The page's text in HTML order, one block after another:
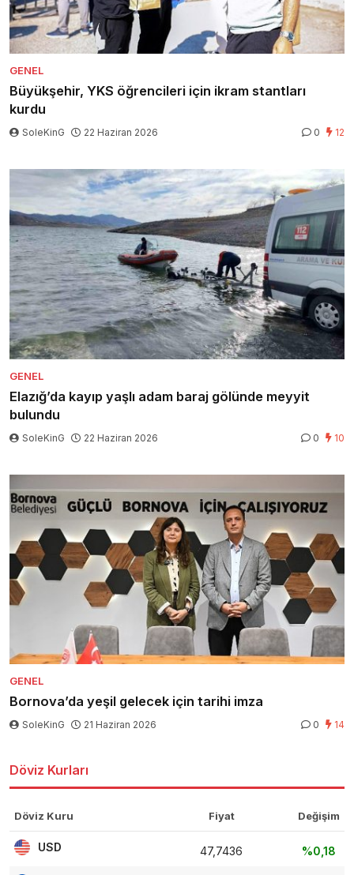
GENEL
Büyükşehir, YKS öğrencileri için ikram stantları
kurdu
SoleKinG 22 Haziran 2026 0 12
GENEL
Elazığ’da kayıp yaşlı adam baraj gölünde meyyit
bulundu
SoleKinG 22 Haziran 2026 0 10
GENEL
Bornova’da yeşil gelecek için tarihi imza
SoleKinG 21 Haziran 2026 0 14
Döviz Kurları
Döviz Kuru Fiyat Değişim
USD 47,7436 %0,18